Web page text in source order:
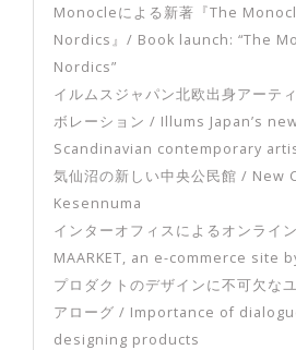
とどまることになりまし
ゲンは私が初めて訪れた
です。日本とは違った生
の生活スタイルと多様性
ば街の端から端まで自転
し、偶然入ったカフェに
Monocleによる新著『The
Nordics』/ Book launch: “The
Nordics”
イルムスジャパン北欧出身アーテ
ボレーション / Illums Japan’s
Scandinavian contemporary
気仙沼の新しい中央公民館 / New
Kesennuma
インターオフィスによるオンライ
MAARKET, an e-commerce site
プロダクトのデザインに不可欠な
アローグ / Importance of
designing products